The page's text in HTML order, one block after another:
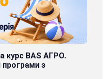
курс BAS АГРО.
програми з